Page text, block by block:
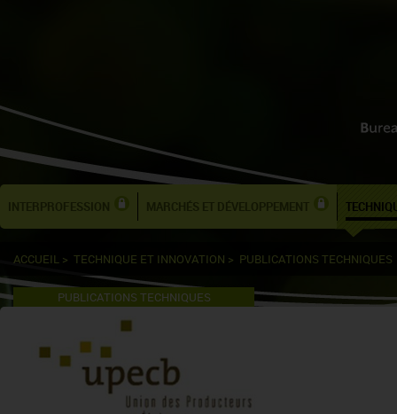
INTERPROFESSION MARCHÉS ET DÉVELOPPEMENT
ACCUEIL > TECHNIQUE ET INNOVATION > PUBLICATIONS TECHNIQUES
PUBLICATIONS TECHNIQUES